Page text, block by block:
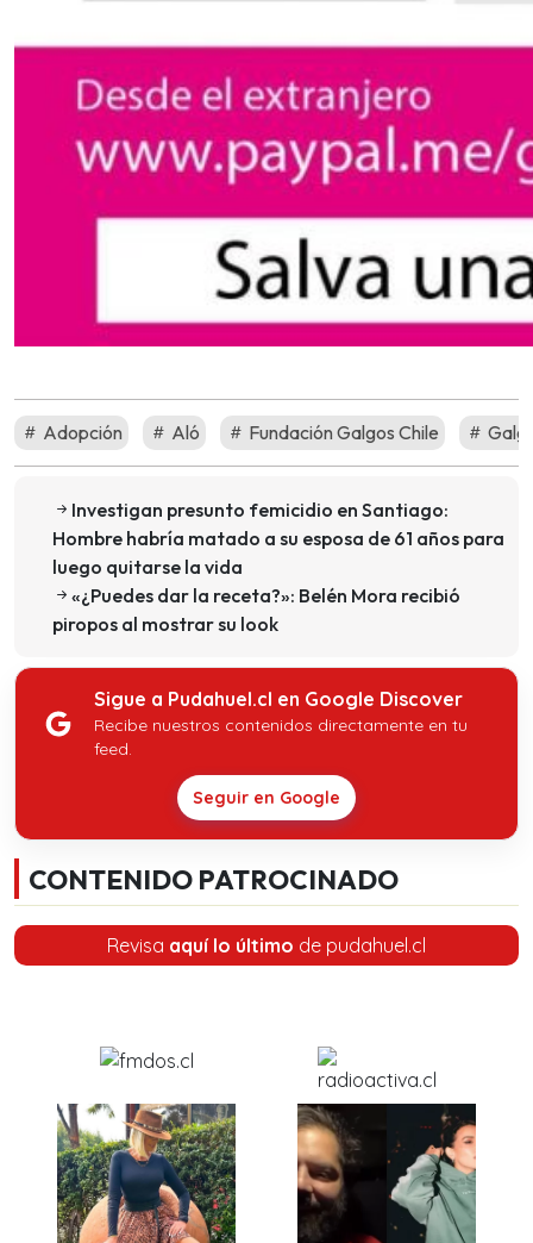
Adopción Aló Fundación Galgos Chile
Investigan presunto femicidio en Santiago:
Hombre habría matado a su esposa de 61 años para
luego quitarse la vida
«¿Puedes dar la receta?»: Belén Mora recibió
piropos al mostrar su look
Sigue a Pudahuel.cl en Google Discover
Recibe nuestros contenidos directamente en tu
feed.
Seguir en Google
CONTENIDO PATROCINADO
Revisa aquí lo último de pudahuel.cl